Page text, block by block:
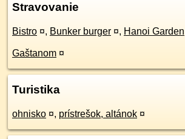
Stravovanie
Bistro ¤, Bunker burger ¤, Hanoi Garden
Gaštanom ¤
Turistika
ohnisko ¤, prístrešok, altánok ¤